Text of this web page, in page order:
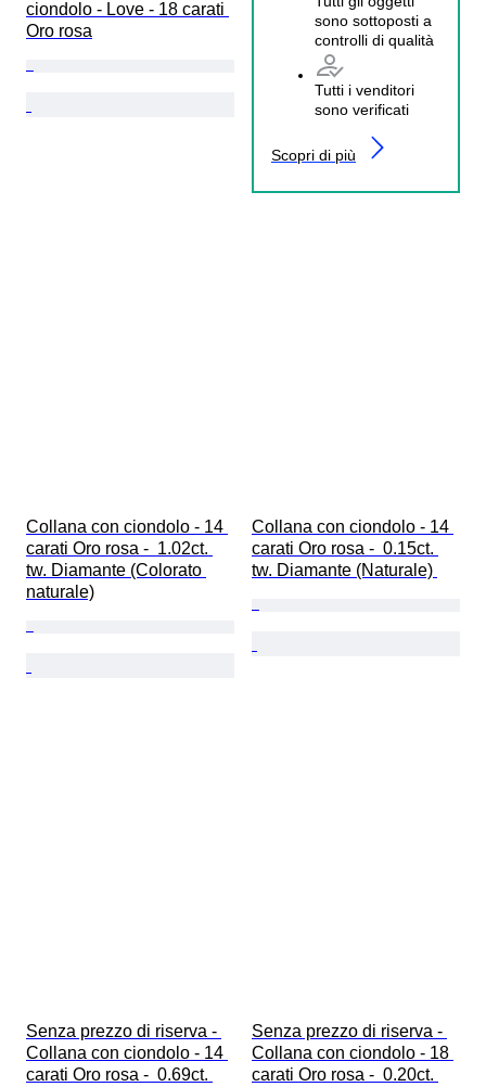
sono sottoposti a
controlli di qualità
Tutti i venditori
sono verificati
Scopri di più
ciondolo - Love - 18 carati
Oro rosa
Collana con ciondolo - 14
carati Oro rosa -  1.02ct.
tw. Diamante (Colorato
naturale)
Collana con ciondolo - 14
carati Oro rosa -  0.15ct.
tw. Diamante (Naturale)
Senza prezzo di riserva -
Collana con ciondolo - 14
carati Oro rosa -  0.69ct.
Senza prezzo di riserva -
Collana con ciondolo - 18
carati Oro rosa -  0.20ct.